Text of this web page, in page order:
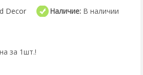
Decor Наличие: В наличии
за 1шт.!